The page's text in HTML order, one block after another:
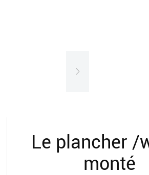
Le plancher /
monté